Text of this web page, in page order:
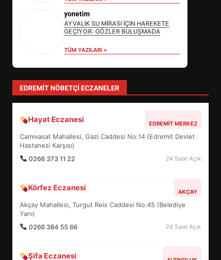
yonetim
AYVALIK SU MİRASI İÇİN HAREKETE
GEÇİYOR: GÖZLER BULUŞMADA
TÜM YAZILARI »
EDREMIT NÖBETÇI ECZANELER
Hayat Eczanesi EDREMIT MERKEZ
Camivasat Mahallesi, Gazi Caddesi No:14 (Edremit Devlet
Hastanesi Karşısı)
0266 373 11 22
24 Saat Açık
Körfez Eczanesi AKÇAY
Akçay Mahallesi, Turgut Reis Caddesi No:45 (Belediye
Yanı)
0266 384 55 66
24 Saat Açık
Şifa Eczanesi
3
EİB’DE KRİTİK ATAMA:
SÜRDÜRÜLEBİLİRLİKTE NE
4
EDREMİT’İN GURURU TÜRKİYE
FİNALİNDE NE BAŞARDI?
5
BALIKESİR MÜZELERİNDE SÜRE
TURNUVASI KAYITLARI NEYİ